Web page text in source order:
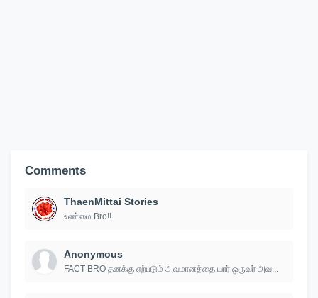
Comments
ThaenMittai Stories
உண்மை Bro!!
Anonymous
FACT BRO தனக்கு ஏற்படும் அவமானத்தை யார் ஒருவர் அவ...